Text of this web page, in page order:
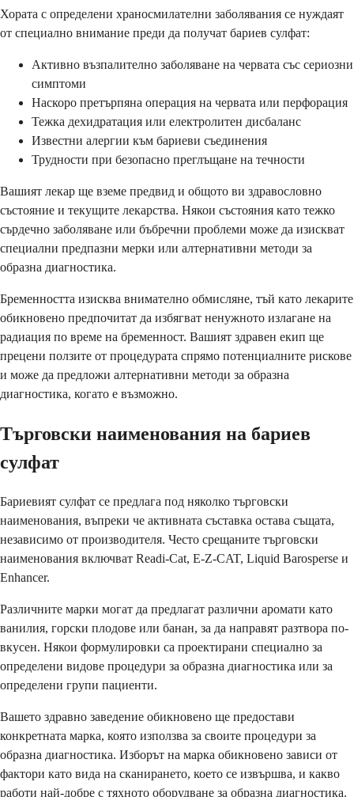
Хората с определени храносмилателни заболявания се нуждаят
от специално внимание преди да получат бариев сулфат:
Активно възпалително заболяване на червата със сериозни
симптоми
Наскоро претърпяна операция на червата или перфорация
Тежка дехидратация или електролитен дисбаланс
Известни алергии към бариеви съединения
Трудности при безопасно преглъщане на течности
Вашият лекар ще вземе предвид и общото ви здравословно
състояние и текущите лекарства. Някои състояния като тежко
сърдечно заболяване или бъбречни проблеми може да изискват
специални предпазни мерки или алтернативни методи за
образна диагностика.
Бременността изисква внимателно обмисляне, тъй като лекарите
обикновено предпочитат да избягват ненужното излагане на
радиация по време на бременност. Вашият здравен екип ще
прецени ползите от процедурата спрямо потенциалните рискове
и може да предложи алтернативни методи за образна
диагностика, когато е възможно.
Търговски наименования на бариев
сулфат
Бариевият сулфат се предлага под няколко търговски
наименования, въпреки че активната съставка остава същата,
независимо от производителя. Често срещаните търговски
наименования включват Readi-Cat, E-Z-CAT, Liquid Barosperse и
Enhancer.
Различните марки могат да предлагат различни аромати като
ванилия, горски плодове или банан, за да направят разтвора по-
вкусен. Някои формулировки са проектирани специално за
определени видове процедури за образна диагностика или за
определени групи пациенти.
Вашето здравно заведение обикновено ще предостави
конкретната марка, която използва за своите процедури за
образна диагностика. Изборът на марка обикновено зависи от
фактори като вида на сканирането, което се извършва, и какво
работи най-добре с тяхното оборудване за образна диагностика.